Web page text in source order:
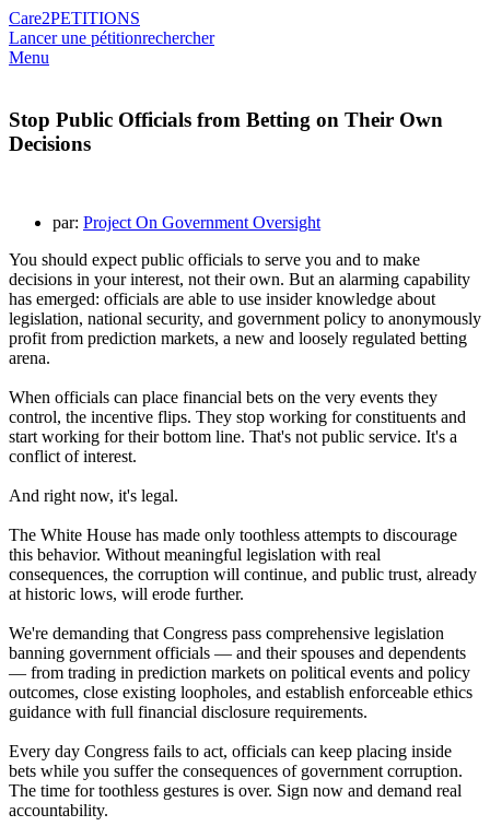
Care2PETITIONS
Lancer une pétitionrechercher
Menu
Stop Public Officials from Betting on Their Own
Decisions
par: Project On Government Oversight
You should expect public officials to serve you and to make
decisions in your interest, not their own. But an alarming capability
has emerged: officials are able to use insider knowledge about
legislation, national security, and government policy to anonymously
profit from prediction markets, a new and loosely regulated betting
arena.
When officials can place financial bets on the very events they
control, the incentive flips. They stop working for constituents and
start working for their bottom line. That's not public service. It's a
conflict of interest.
And right now, it's legal.
The White House has made only toothless attempts to discourage
this behavior. Without meaningful legislation with real
consequences, the corruption will continue, and public trust, already
at historic lows, will erode further.
We're demanding that Congress pass comprehensive legislation
banning government officials — and their spouses and dependents
— from trading in prediction markets on political events and policy
outcomes, close existing loopholes, and establish enforceable ethics
guidance with full financial disclosure requirements.
Every day Congress fails to act, officials can keep placing inside
bets while you suffer the consequences of government corruption.
The time for toothless gestures is over. Sign now and demand real
accountability.